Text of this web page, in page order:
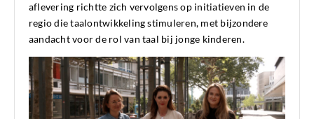
aflevering richtte zich vervolgens op initiatieven in de
regio die taalontwikkeling stimuleren, met bijzondere
aandacht voor de rol van taal bij jonge kinderen.